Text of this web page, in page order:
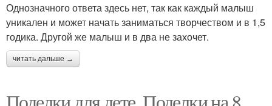
Однозначного ответа здесь нет, так как каждый малыш
уникален и может начать заниматься творчеством и в 1,5
годика. Другой же малыш и в два не захочет.
читать дальше →